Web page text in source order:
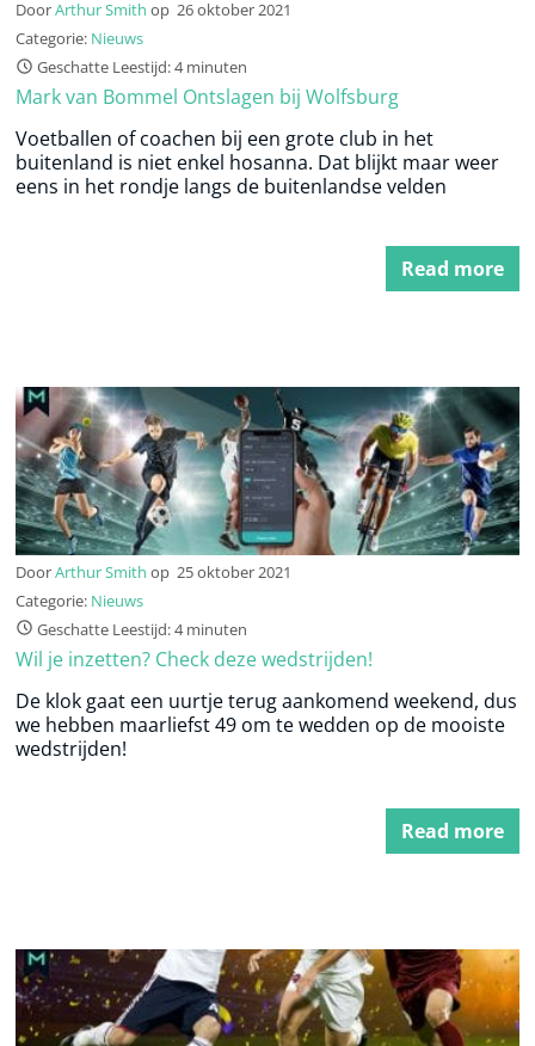
DoorArthur Smith op 26 oktober 2021
Categorie: Nieuws
Geschatte Leestijd: 4 minuten
Mark van Bommel Ontslagen bij Wolfsburg
Voetballen of coachen bij een grote club in het
buitenland is niet enkel hosanna. Dat blijkt maar weer
eens in het rondje langs de buitenlandse velden
Read more
DoorArthur Smith op 25 oktober 2021
Categorie: Nieuws
Geschatte Leestijd: 4 minuten
Wil je inzetten? Check deze wedstrijden!
De klok gaat een uurtje terug aankomend weekend, dus
we hebben maarliefst 49 om te wedden op de mooiste
wedstrijden!
Read more